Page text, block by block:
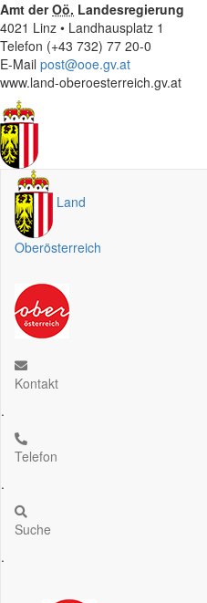
Amt derOö. Landesregierung
4021 Linz • Landhausplatz 1
Telefon (+43 732) 77 20-0
E-Mail post@ooe.gv.at
www.land-oberoesterreich.gv.at
Land
Oberösterreich
Kontakt
.
Telefon
.
Suche
.